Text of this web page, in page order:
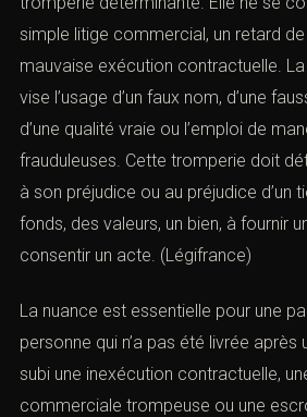
simple litige commercial, un retard
mauvaise exécution contractuelle.
vise l’usage d’un faux nom, d’une
d’une qualité vraie ou l’emploi de
frauduleuses. Cette tromperie doit
à son préjudice ou au préjudice d’un
fonds, des valeurs, un bien, à fournir
consentir un acte. (Légifrance)
La nuance est essentielle pour une
personne qui n’a pas été livrée
subi une inexécution contractuelle,
commerciale trompeuse ou une